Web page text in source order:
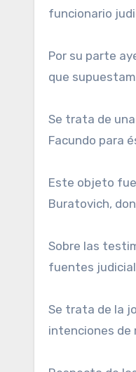
funcionario
Por su parte
que
Se trata de
Facundo para
Este objeto
Buratovich,
Sobre las
fuentes
Se trata de la
intenciones de